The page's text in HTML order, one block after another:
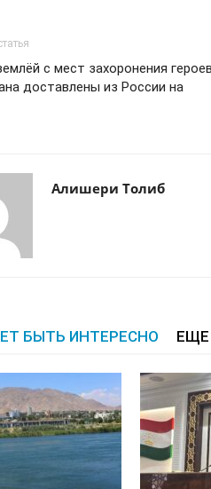
с мест захоронения героев
доставлены из России на
Алишери Толиб
БЫТЬ ИНТЕРЕСНО ЕЩЕ